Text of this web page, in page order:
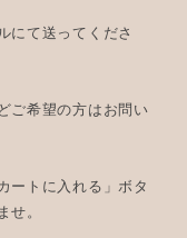
にて送ってくださ
ご希望の方はお問い
ートに入れる」ボタ
せ。